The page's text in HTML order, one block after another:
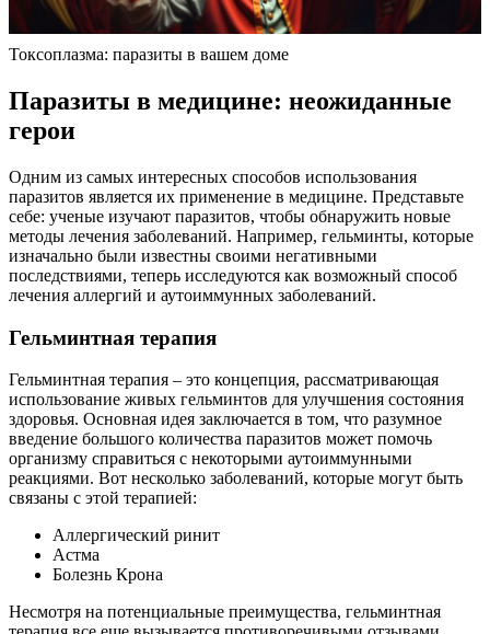
Токсоплазма: паразиты в вашем доме
Паразиты в медицине: неожиданные
герои
Одним из самых интересных способов использования
паразитов является их применение в медицине. Представьте
себе: ученые изучают паразитов, чтобы обнаружить новые
методы лечения заболеваний. Например, гельминты, которые
изначально были известны своими негативными
последствиями, теперь исследуются как возможный способ
лечения аллергий и аутоиммунных заболеваний.
Гельминтная терапия
Гельминтная терапия – это концепция, рассматривающая
использование живых гельминтов для улучшения состояния
здоровья. Основная идея заключается в том, что разумное
введение большого количества паразитов может помочь
организму справиться с некоторыми аутоиммунными
реакциями. Вот несколько заболеваний, которые могут быть
связаны с этой терапией:
Аллергический ринит
Астма
Болезнь Крона
Несмотря на потенциальные преимущества, гельминтная